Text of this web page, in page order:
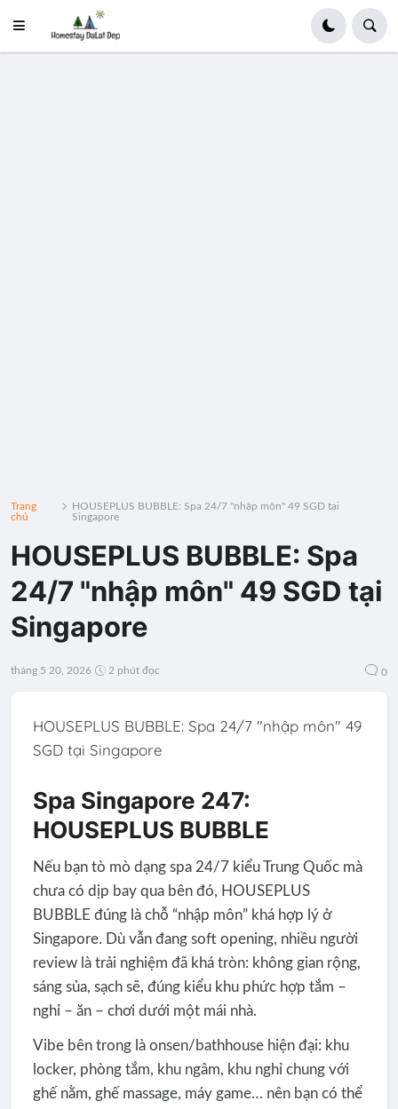
Trang
chủ
HOUSEPLUS BUBBLE: Spa 24/7 "nhập môn" 49 SGD tại
Singapore
HOUSEPLUS BUBBLE: Spa
24/7 "nhập môn" 49 SGD tại
Singapore
tháng 5 20, 2026 2 phút đọc 0
HOUSEPLUS BUBBLE: Spa 24/7 "nhập môn" 49
SGD tại Singapore
Spa Singapore 247:
HOUSEPLUS BUBBLE
Nếu bạn tò mò dạng spa 24/7 kiểu Trung Quốc mà
chưa có dịp bay qua bên đó, HOUSEPLUS
BUBBLE đúng là chỗ “nhập môn” khá hợp lý ở
Singapore. Dù vẫn đang soft opening, nhiều người
review là trải nghiệm đã khá tròn: không gian rộng,
sáng sủa, sạch sẽ, đúng kiểu khu phức hợp tắm –
nghỉ – ăn – chơi dưới một mái nhà.
Vibe bên trong là onsen/bathhouse hiện đại: khu
locker, phòng tắm, khu ngâm, khu nghỉ chung với
ghế nằm, ghế massage, máy game… nên bạn có thể